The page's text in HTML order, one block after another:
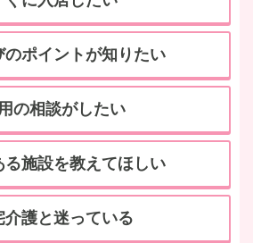
のポイントが知りたい
の相談がしたい
る施設を教えてほしい
介護と迷っている